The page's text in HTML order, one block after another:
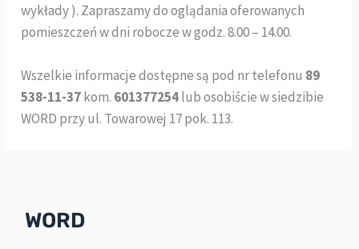
wykłady ). Zapraszamy do oglądania oferowanych
pomieszczeń w dni robocze w godz. 8.00 – 14.00.
Wszelkie informacje dostępne są pod nr telefonu 89
538-11-37kom. 601377254lub osobiście w siedzibie
WORD przy ul. Towarowej 17 pok. 113.
WORD